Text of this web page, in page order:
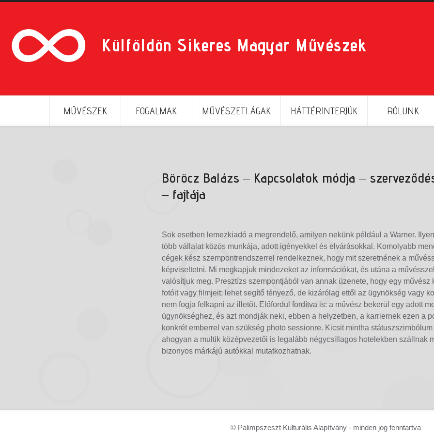
Külföldön Sikeres Magyar Művészek
MŰVÉSZEK FOGALMAK MŰVÉSZETI ÁGAK HÁTTÉRINTERJÚK RÓLUNK
Böröcz Balázs – Kapcsolatok módja –
– fajtája
Sok esetben lemezkiadó a megrendelő, amilyen nekünk például a Warner.
több vállalat közös munkája, adott igényekkel és elvárásokkal. Komolyabb
cégek kész szempontrendszerrel rendelkeznek, hogy mit szeretnének a
képviseltetni. Mi megkapjuk mindezeket az információkat, és utána a
valósítjuk meg. Presztízs szempontjából van annak üzenete, hogy egy művész
fotóit vagy filmjeit; lehet segítő tényező, de kizárólag ettől az ügynökség vagy
nem fogja felkapni az illetőt. Előfordul fordítva is: a művész bekerül egy adott
ügynökséghez, és azt mondják neki, ebben a helyzetben, a karriernek ezen a
konkrét emberrel van szükség photo sessionre. Kicsit mintha
ahogyan a multik középvezetői is legalább négycsillagos hotelekben szállnak
bizonyos márkájú autókkal mutatkozhatnak.
© Palimpszeszt Kulturális Alapítvány - minden jog fenntartva